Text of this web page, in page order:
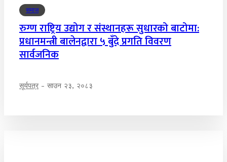
समाज
रुग्ण राष्ट्रिय उद्योग र संस्थानहरू सुधारको बाटोमा:
प्रधानमन्त्री बालेनद्वारा ५ बुँदे प्रगति विवरण
सार्वजनिक
सूर्यपत्र - साउन २३, २०८३